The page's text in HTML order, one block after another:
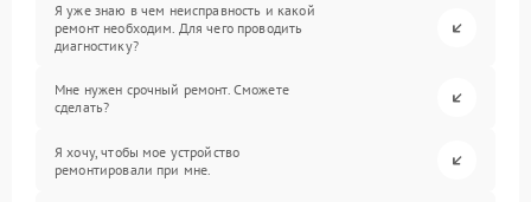
Я уже знаю в чем неисправность и какой
ремонт необходим. Для чего проводить
диагностику?
Мне нужен срочный ремонт. Сможете
сделать?
Я хочу, чтобы мое устройство
ремонтировали при мне.